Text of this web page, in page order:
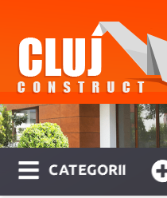
CATEGORII